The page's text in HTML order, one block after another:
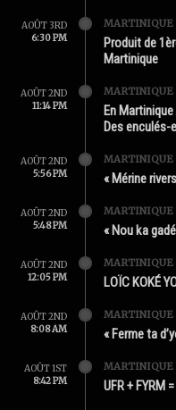
AOÛT 3RD
6:30 PM
MARTINIQUE
Produit de
Martinique
AOÛT 2ND
11:14 PM
MARTINIQUE
En
Des enculés-
AOÛT 2ND
5:56 PM
MARTINIQUE
« Mérine
AOÛT 2ND
5:48 PM
MARTINIQUE
« Nou ka
AOÛT 2ND
12:05 PM
MARTINIQUE
LOÏC KOKÉ
AOÛT 2ND
8:08 AM
MARTINIQUE
« Ferme ta
AOÛT 1ST
8:42 PM
MARTINIQUE
UFR + FYRM